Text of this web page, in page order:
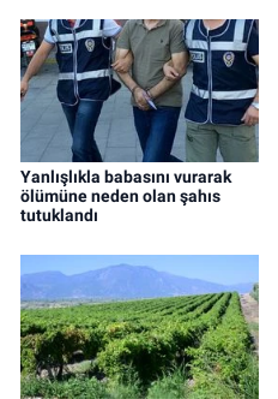
Yanlışlıkla babasını vurarak
ölümüne neden olan şahıs
tutuklandı